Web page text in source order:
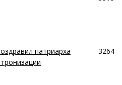
патриарха
3264